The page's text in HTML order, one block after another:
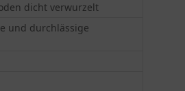
dicht verwurzelt
und durchlässige